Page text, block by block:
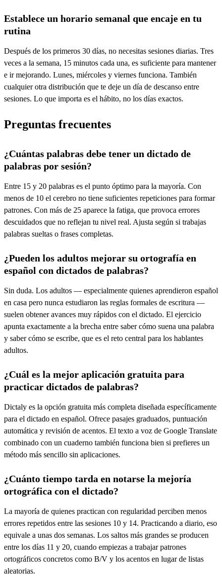
Establece un horario semanal que encaje en tu
rutina
Después de los primeros 30 días, no necesitas sesiones diarias. Tres
veces a la semana, 15 minutos cada una, es suficiente para mantener
e ir mejorando. Lunes, miércoles y viernes funciona. También
cualquier otra distribución que te deje un día de descanso entre
sesiones. Lo que importa es el hábito, no los días exactos.
Preguntas frecuentes
¿Cuántas palabras debe tener un dictado de
palabras por sesión?
Entre 15 y 20 palabras es el punto óptimo para la mayoría. Con
menos de 10 el cerebro no tiene suficientes repeticiones para formar
patrones. Con más de 25 aparece la fatiga, que provoca errores
descuidados que no reflejan tu nivel real. Ajusta según si trabajas
palabras sueltas o frases completas.
¿Pueden los adultos mejorar su ortografía en
español con dictados de palabras?
Sin duda. Los adultos — especialmente quienes aprendieron español
en casa pero nunca estudiaron las reglas formales de escritura —
suelen obtener avances muy rápidos con el dictado. El ejercicio
apunta exactamente a la brecha entre saber cómo suena una palabra
y saber cómo se escribe, que es el reto central para los hablantes
adultos.
¿Cuál es la mejor aplicación gratuita para
practicar dictados de palabras?
Dictaly es la opción gratuita más completa diseñada específicamente
para el dictado en español. Ofrece pasajes graduados, puntuación
automática y revisión de acentos. El texto a voz de Google Translate
combinado con un cuaderno también funciona bien si prefieres un
método más sencillo sin aplicaciones.
¿Cuánto tiempo tarda en notarse la mejoría
ortográfica con el dictado?
La mayoría de quienes practican con regularidad perciben menos
errores repetidos entre las sesiones 10 y 14. Practicando a diario, eso
equivale a unas dos semanas. Los saltos más grandes se producen
entre los días 11 y 20, cuando empiezas a trabajar patrones
ortográficos concretos como B/V y los acentos en lugar de listas
aleatorias.